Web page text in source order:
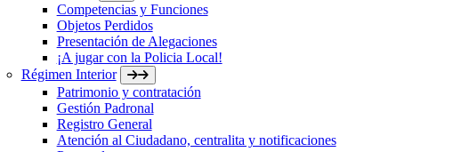
Competencias y Funciones
Objetos Perdidos
Presentación de Alegaciones
¡A jugar con la Policia Local!
Régimen Interior
Patrimonio y contratación
Gestión Padronal
Registro General
Atención al Ciudadano, centralita y notificaciones